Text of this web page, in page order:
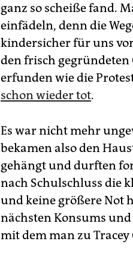
ganz so scheiße fand.
einfädeln, denn die
kindersicher für uns
den frisch gegründeten
erfunden wie die
schon wieder tot.
Es war nicht mehr
bekamen also den
gehängt und durften
nach Schulschluss die
und keine größere Not
nächsten Konsums
mit dem man zu